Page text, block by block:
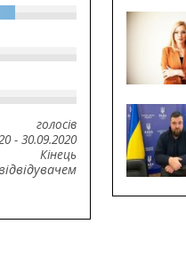
голосів
- 30.09.2020
Кінець